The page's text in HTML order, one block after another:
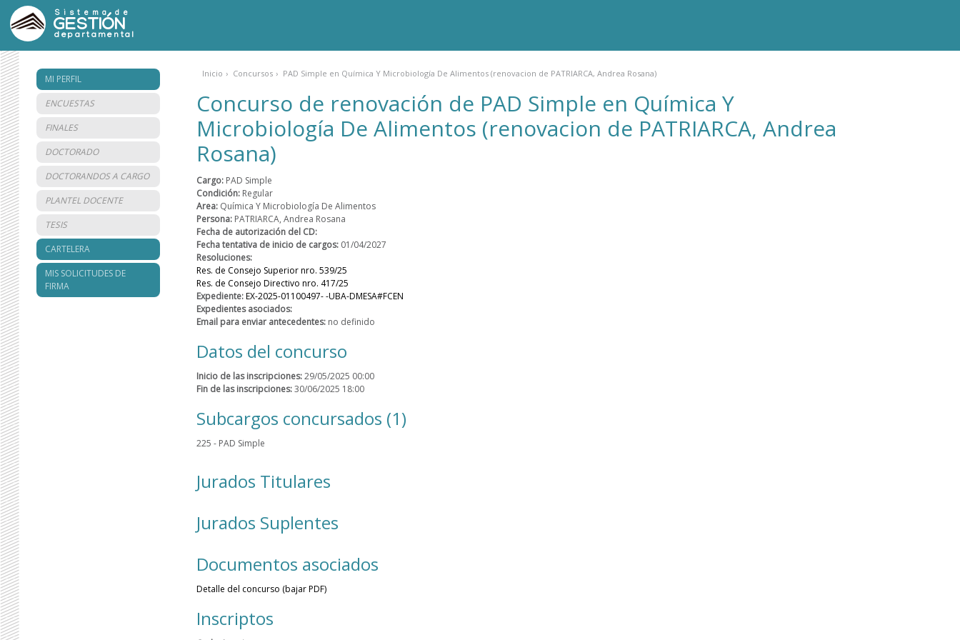
Sistema de
GESTIÓN
departamental
MI PERFIL
ENCUESTAS
FINALES
DOCTORADO
DOCTORANDOS A CARGO
PLANTEL DOCENTE
TESIS
CARTELERA
MIS SOLICITUDES DE
FIRMA
Inicio › Concursos › PAD Simple en Química Y Microbiología De Alimentos (renovacion de PATRIARCA, Andrea Rosana)
Concurso de renovación de PAD Simple en Química Y
Microbiología De Alimentos (renovacion de PATRIARCA, Andrea
Rosana)
Cargo: PAD Simple
Condición: Regular
Area: Química Y Microbiología De Alimentos
Persona: PATRIARCA, Andrea Rosana
Fecha de autorización del CD:
Fecha tentativa de inicio de cargos: 01/04/2027
Resoluciones:
Res. de Consejo Superior nro. 539/25
Res. de Consejo Directivo nro. 417/25
Expediente:EX-2025-01100497- -UBA-DMESA#FCEN
Expedientes asociados:
Email para enviar antecedentes: no definido
Datos del concurso
Inicio de las inscripciones:29/05/2025 00:00
Fin de las inscripciones:30/06/2025 18:00
Subcargos concursados (1)
225 - PAD Simple
Jurados Titulares
Jurados Suplentes
Documentos asociados
Detalle del concurso (bajar PDF)
Inscriptos